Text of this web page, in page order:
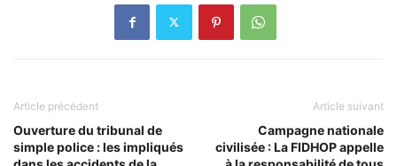
Article précédent
Ouverture du tribunal de
simple police : les impliqués
Article suivant
Campagne nationale
civilisée : La FIDHOP appelle